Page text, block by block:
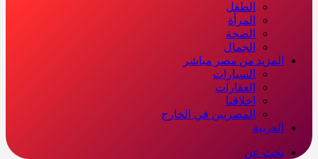
الطفل
المرأة
الصحة
الجمال
المزيد من مصر مباشر
السيارات
العقارات
اخلاقنا
المصريين في الخارج
العربية
بحث عن